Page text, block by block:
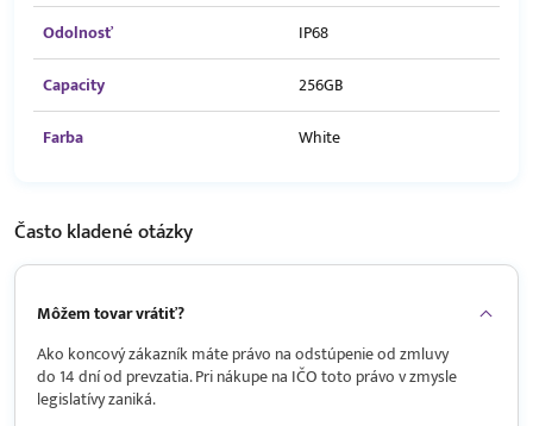
Odolnosť
IP68
Capacity
256GB
Farba
White
Často kladenéotázky
Môžem tovar vrátiť?
Ako koncový zákazník máte právo na odstúpenie od zmluvy
do 14 dní od prevzatia. Pri nákupe na IČO toto právo v zmysle
legislatívy zaniká.